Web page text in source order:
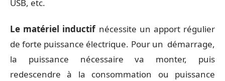
USB, etc.
Le matériel inductif nécessite un apport régulier
de forte puissance électrique. Pour un démarrage,
la puissance nécessaire va monter, puis
redescendre à la consommation ou puissance